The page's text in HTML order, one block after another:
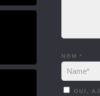
NOM *
OUI,